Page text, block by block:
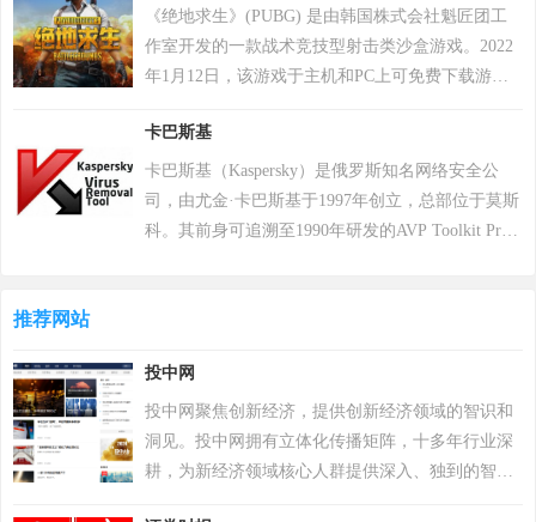
排行、行业专区、产品品类专区等栏目，帮助中小
企业、厂商通过网络营销的方式宣传企业产品或服
务，获得更多商机。
《绝地求生》(PUBG) 是由韩国株式会社魁匠团工
作室开发的一款战术竞技型射击类沙盒游戏。2022
年1月12日，该游戏于主机和PC上可免费下载游
资源，并在不断缩小的安全区域内对抗其他玩家，
让自己生存到最后 。 游戏《绝地求生》除获得G-
STAR最高奖项总统奖以及其他五项大奖，且打破了
7项吉尼斯纪录。 2018年8月9日，《绝地求生》官
求生》将于12月8日登陆 Epic 游戏商城。自2024年1
月1日起，《绝地求生》不再支持所有使用Windows
7、Windows 8和Windows 8.1操作系统的PC平台。
2024年2月26日，PCL 赛事官方宣布，《PUBG》
卡巴斯基
卡巴斯基（Kaspersky）是俄罗斯知名网络安全公
司，由尤金·卡巴斯基于1997年创立，总部位于莫斯
科。其前身可追溯至1990年研发的AVP Toolkit Pro
个人防护、企业安全及工业控制系统，2017年推出
自主研发的安全操作系统，2022年“安全远程工作空
间”获世界互联网领先科技成果。因地缘政治影响，
2017年起被美国政府禁用，2024年6月遭全面封禁后
推荐网站
投中网
投中网聚焦创新经济，提供创新经济领域的智识和
洞见。投中网拥有立体化传播矩阵，十多年行业深
耕，为新经济领域核心人群提供深入、独到的智识